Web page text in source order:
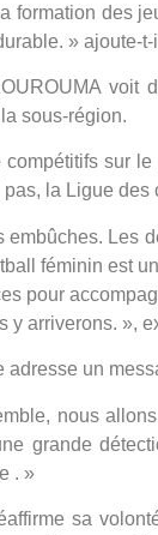
formation des
» ajoute-t-il
sous-région.
compétitifs sur
la Ligue
Les
féminin est
pour
y arriverons. »,
un
nous
grande
. »
sa